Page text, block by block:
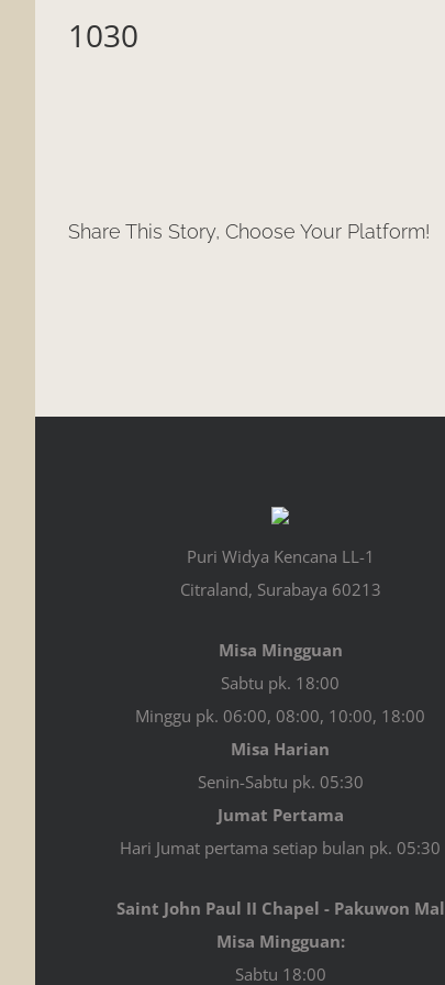
1030
Share This Story, Choose Your Platform!
Puri Widya Kencana LL-1
Citraland, Surabaya 60213
Misa Mingguan
Sabtu pk. 18:00
Minggu pk. 06:00, 08:00, 10:00, 18:00
Misa Harian
Senin-Sabtu pk. 05:30
Jumat Pertama
Hari Jumat pertama setiap bulan pk. 05:30
Saint John Paul II Chapel - Pakuwon Mal
Misa Mingguan:
Sabtu 18:00